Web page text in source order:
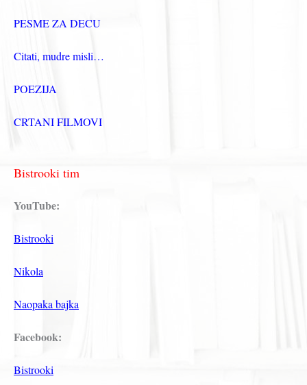
PESME ZA DECU
Citati, mudre misli…
POEZIJA
CRTANI FILMOVI
Bistrooki tim
YouTube:
Bistrooki
Nikola
Naopaka bajka
Facebook:
Bistrooki